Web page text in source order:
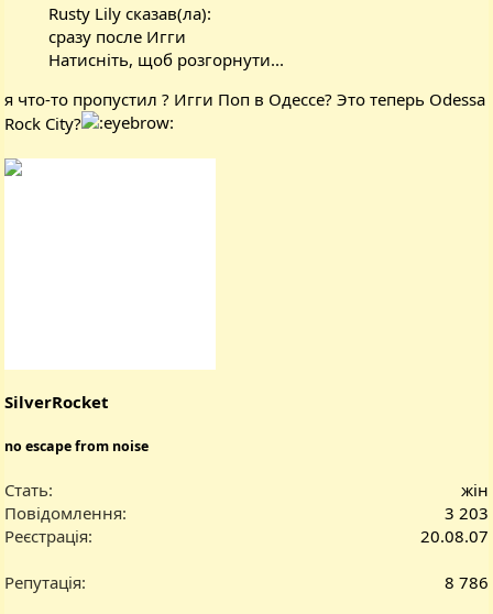
Rusty Lily сказав(ла):
сразу после Игги
Натисніть, щоб розгорнути...
я что-то пропустил ? Игги Поп в Одессе? Это теперь Odessa
Rock City?
SilverRocket
no escape from noise
Стать
жін
Повідомлення
3 203
Реєстрація
20.08.07
Репутація 8 786